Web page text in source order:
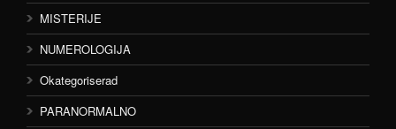
MISTERIJE
NUMEROLOGIJA
Okategoriserad
PARANORMALNO